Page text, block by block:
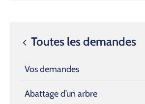
Toutes les demandes
Vos demandes
Abattage d’un arbre